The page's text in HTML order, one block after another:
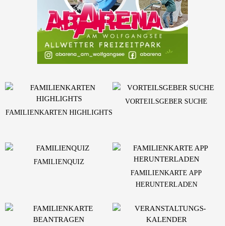
FAMILIENKARTEN HIGHLIGHTS
VORTEILSGEBER SUCHE
FAMILIENQUIZ
FAMILIENKARTE APP
HERUNTERLADEN